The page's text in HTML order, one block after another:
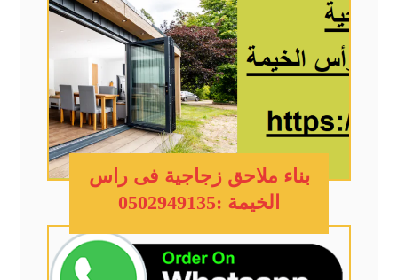
بناء ملاحق زجاجية فى راس
الخيمة :0502949135